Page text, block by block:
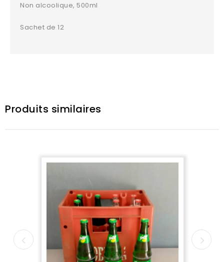
Non alcoolique, 500ml
Sachet de 12
Produits similaires